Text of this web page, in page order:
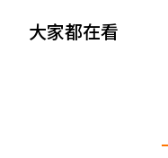
大家都在看